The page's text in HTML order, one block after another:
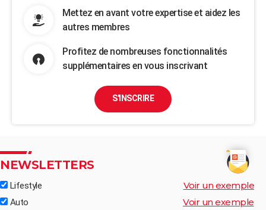
Mettez en avant votre expertise et aidez les
autres membres
Profitez de nombreuses fonctionnalités
supplémentaires en vous inscrivant
S'INSCRIRE
NEWSLETTERS
Lifestyle Voir un exemple
Auto Voir un exemple